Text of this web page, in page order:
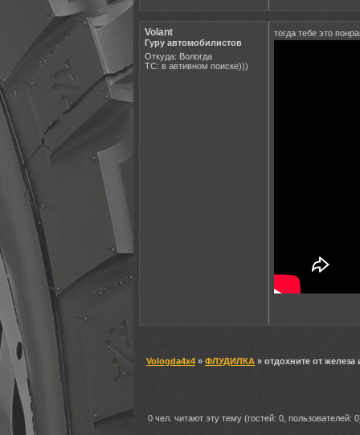
Volant
Гуру автомобилистов
Откуда: Вологда
ТС: в автивном поиске)))
тогда тебе это
Vologda4x4 » ФЛУДИЛКА » отдохните от
0 чел. читают эту тему (гостей: 0, пользователей: